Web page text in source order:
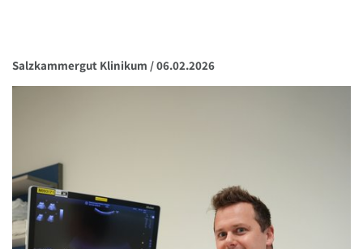
Salzkammergut Klinikum /06.02.2026